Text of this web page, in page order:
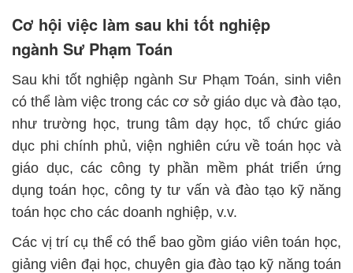
Cơ hội việc làm sau khi tốt nghiệp
ngành Sư Phạm Toán
Sau khi tốt nghiệp ngành Sư Phạm Toán, sinh viên
có thể làm việc trong các cơ sở giáo dục và đào tạo,
như trường học, trung tâm dạy học, tổ chức giáo
dục phi chính phủ, viện nghiên cứu về toán học và
giáo dục, các công ty phần mềm phát triển ứng
dụng toán học, công ty tư vấn và đào tạo kỹ năng
toán học cho các doanh nghiệp, v.v.
Các vị trí cụ thể có thể bao gồm giáo viên toán học,
giảng viên đại học, chuyên gia đào tạo kỹ năng toán